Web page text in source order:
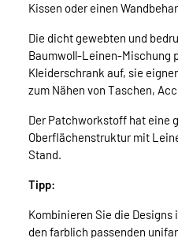
Kissen oder einen
Die dicht gewebten und
Baumwoll-Leinen-Mischung
Kleiderschrank auf, sie
zum Nähen von Taschen,
Der Patchworkstoff hat eine
Oberflächenstruktur mit
Stand.
Tipp:
Kombinieren Sie die
den farblich passenden